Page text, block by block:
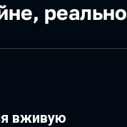
реально
вживую